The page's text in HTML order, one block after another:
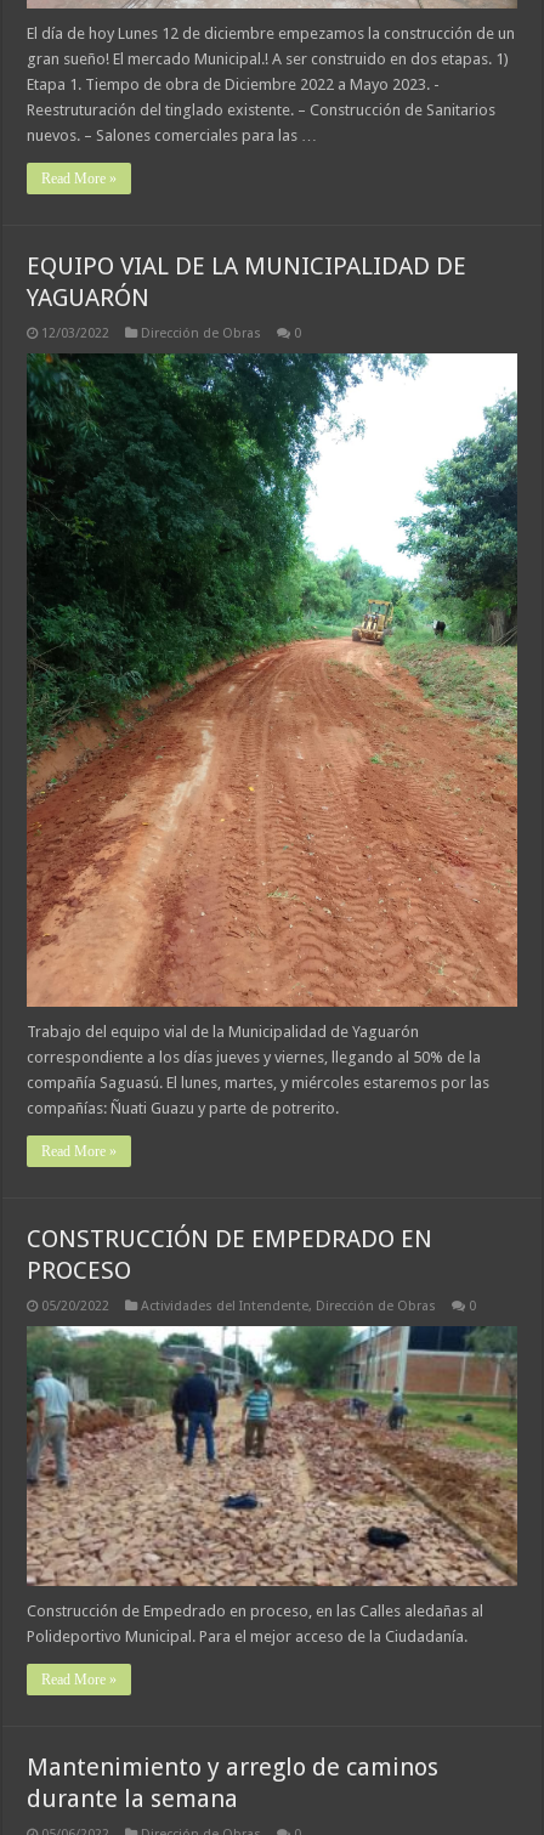
El día de hoy Lunes 12 de diciembre empezamos la construcción de un
gran sueño! El mercado Municipal.! A ser construido en dos etapas. 1)
Etapa 1. Tiempo de obra de Diciembre 2022 a Mayo 2023. -
Reestruturación del tinglado existente. – Construcción de Sanitarios
nuevos. – Salones comerciales para las …
Read More »
EQUIPO VIAL DE LA MUNICIPALIDAD DE
YAGUARÓN
12/03/2022 Dirección de Obras 0
Trabajo del equipo vial de la Municipalidad de Yaguarón
correspondiente a los días jueves y viernes, llegando al 50% de la
compañía Saguasú. El lunes, martes, y miércoles estaremos por las
compañías: Ñuati Guazu y parte de potrerito.
Read More »
CONSTRUCCIÓN DE EMPEDRADO EN
PROCESO
05/20/2022 Actividades del Intendente, Dirección de Obras 0
Construcción de Empedrado en proceso, en las Calles aledañas al
Polideportivo Municipal. Para el mejor acceso de la Ciudadanía.
Read More »
Mantenimiento y arreglo de caminos
durante la semana